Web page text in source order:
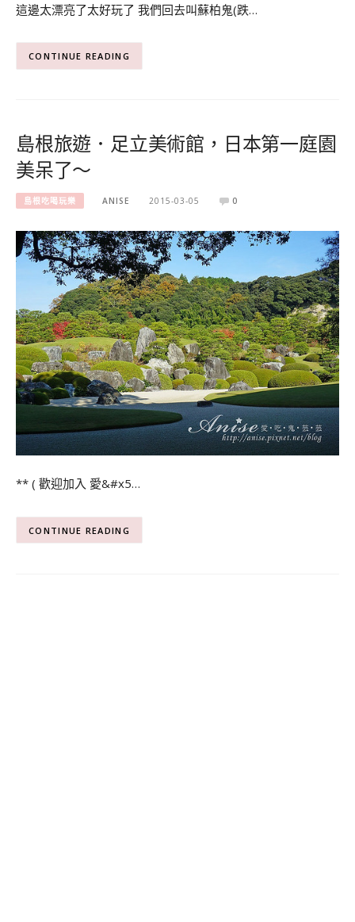
這邊太漂亮了太好玩了 我們回去叫蘇柏鬼(跌…
CONTINUE READING
島根旅遊．足立美術館，日本第一庭園
美呆了～
島根吃喝玩樂 ANISE 2015-03-05 0
** ( 歡迎加入 愛&#x5…
CONTINUE READING